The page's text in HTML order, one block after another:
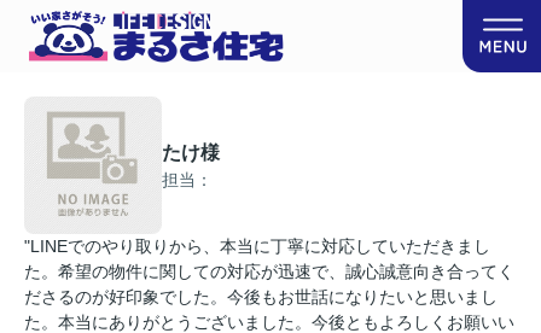
たけ様
担当：
"LINEでのやり取りから、本当に丁寧に対応していただきまし
た。希望の物件に関しての対応が迅速で、誠心誠意向き合ってく
ださるのが好印象でした。今後もお世話になりたいと思いまし
た。本当にありがとうございました。今後ともよろしくお願いい